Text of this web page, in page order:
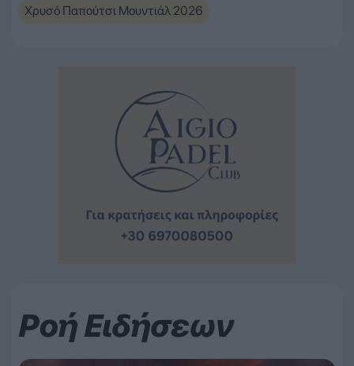
Χρυσό Παπούτσι Μουντιάλ 2026
Ροή Ειδήσεων